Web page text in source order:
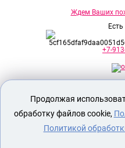
Ждем Ваших
+7-
Секс шоп
Евразийского
Продолжая
обработку файлов cookie,
Политикой